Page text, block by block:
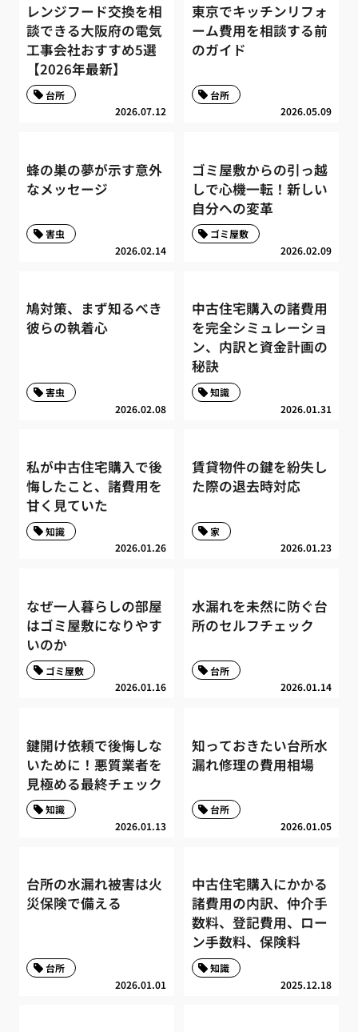
レンジフード交換を相
談できる大阪府の電気
工事会社おすすめ5選
【2026年最新】
2026.07.12
台所
東京でキッチンリフォ
ーム費用を相談する前
のガイド
2026.05.09
台所
蜂の巣の夢が示す意外
なメッセージ
2026.02.14
害虫
ゴミ屋敷からの引っ越
しで心機一転！新しい
自分への変革
2026.02.09
ゴミ屋敷
鳩対策、まず知るべき
彼らの執着心
2026.02.08
害虫
中古住宅購入の諸費用
を完全シミュレーショ
ン、内訳と資金計画の
秘訣
2026.01.31
知識
私が中古住宅購入で後
悔したこと、諸費用を
甘く見ていた
2026.01.26
知識
賃貸物件の鍵を紛失し
た際の退去時対応
2026.01.23
家
なぜ一人暮らしの部屋
はゴミ屋敷になりやす
いのか
2026.01.16
ゴミ屋敷
水漏れを未然に防ぐ台
所のセルフチェック
2026.01.14
台所
鍵開け依頼で後悔しな
いために！悪質業者を
見極める最終チェック
2026.01.13
知識
知っておきたい台所水
漏れ修理の費用相場
2026.01.05
台所
台所の水漏れ被害は火
災保険で備える
2026.01.01
台所
中古住宅購入にかかる
諸費用の内訳、仲介手
数料、登記費用、ロー
ン手数料、保険料
2025.12.18
知識